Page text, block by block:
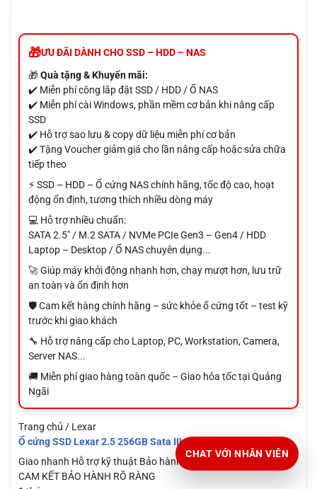
ƯU ĐÃI DÀNH CHO SSD – HDD – NAS
🎁Quà tặng & Khuyến mãi:
✔️ Miễn phí công lắp đặt SSD / HDD / Ổ NAS
✔️ Miễn phí cài Windows, phần mềm cơ bản khi nâng cấp
SSD
✔️ Hỗ trợ sao lưu & copy dữ liệu miễn phí cơ bản
✔️ Tặng Voucher giảm giá cho lần nâng cấp hoặc sửa chữa
tiếp theo
⚡ SSD – HDD – Ổ cứng NAS chính hãng, tốc độ cao, hoạt
động ổn định, tương thích nhiều dòng máy
💻 Hỗ trợ nhiều chuẩn:
SATA 2.5" / M.2 SATA / NVMe PCIe Gen3 – Gen4 / HDD
Laptop – Desktop / Ổ NAS chuyên dụng...
🚀 Giúp máy khởi động nhanh hơn, chạy mượt hơn, lưu trữ
an toàn và ổn định hơn
🛡️ Cam kết hàng chính hãng – sức khỏe ổ cứng tốt – test kỹ
trước khi giao khách
🔧 Hỗ trợ nâng cấp cho Laptop, PC, Workstation, Camera,
Server NAS...
🚚 Miễn phí giao hàng toàn quốc – Giao hỏa tốc tại Quảng
Ngãi
Trang chủ / Lexar
Ổ cứng SSD Lexar 2.5 256GB Sata III 6Gb/s (NS100-256GB)
Giao nhanh Hỗ trợ kỹ thuật Bảo hành rõ ràng
CAM KẾT BẢO HÀNH RÕ RÀNG
CHAT VỚI NHÂN VIÊN